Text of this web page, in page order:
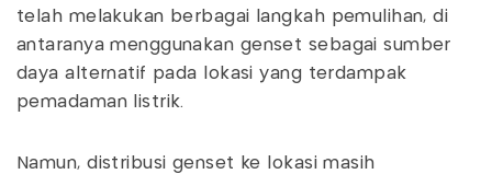
telah melakukan berbagai langkah pemulihan, di
antaranya menggunakan genset sebagai sumber
daya alternatif pada lokasi yang terdampak
pemadaman listrik.
Namun, distribusi genset ke lokasi masih